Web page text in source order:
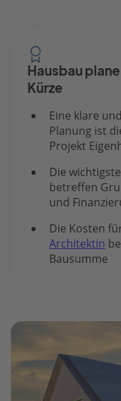
Hausbau
Kürze
Eine klare
Planung ist
Projekt
Die
betreffen
und
Die Kosten
Architektin
Bausumme